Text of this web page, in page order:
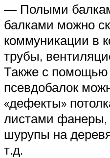
— Полыми
балками можно
коммуникации в
трубы,
Также с помощью
псевдобалок
«дефекты»
листами фанеры,
шурупы на
т.д.